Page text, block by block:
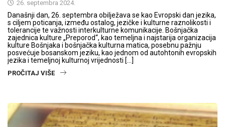
26. septembra 2024.
Današnji dan, 26. septembra obilježava se kao Evropski dan jezika,
s ciljem poticanja, između ostalog, jezičke i kulturne raznolikosti i
tolerancije te važnosti interkulturne komunikacije. Bošnjačka
zajednica kulture „Preporod“, kao temeljna i najstarija organizacija
kulture Bošnjaka i bošnjačka kulturna matica, posebnu pažnju
posvećuje bosanskom jeziku, kao jednom od autohtonih evropskih
jezika i temeljnoj kulturnoj vrijednosti […]
PROČITAJ VIŠE